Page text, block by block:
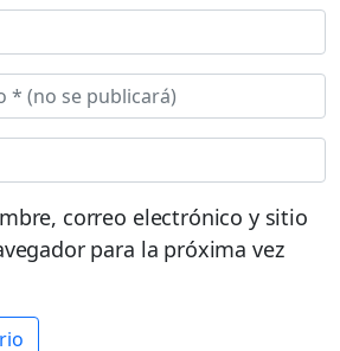
correo electrónico y sitio
para la próxima vez